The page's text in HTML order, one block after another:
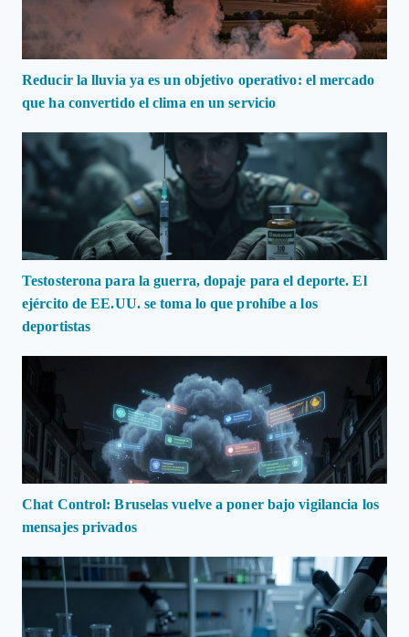
Reducir la lluvia ya es un objetivo operativo: el mercado
que ha convertido el clima en un servicio
Testosterona para la guerra, dopaje para el deporte. El
ejército de EE.UU. se toma lo que prohíbe a los
deportistas
Chat Control: Bruselas vuelve a poner bajo vigilancia los
mensajes privados